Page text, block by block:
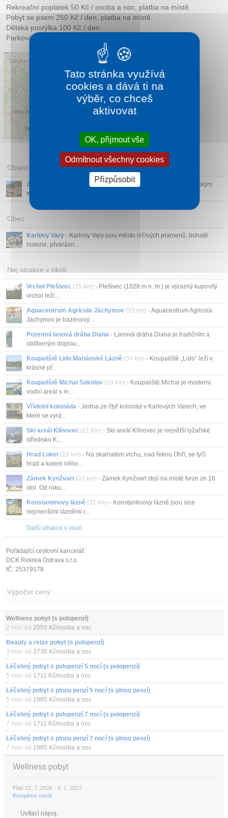
Rekreační poplatek 50 Kč / osoba a noc, platba na místě.
Pobyt se psem 250 Kč / den, platba na místě.
Dětská postýlka 100 Kč / den.
Parkování u hotelu 290 Kč / den, platba na místě.
OpenStreetMapcontributors
Oblast
Západní Čechy
- Západní Čechy jsou známé především lázeňským
trojúhelníkem: Kar...
Obec
Karlovy Vary - Karlovy Vary jsou město léčivých pramenů, bohaté
historie, překrásn...
Nej atrakce v okolí
Vrchol Plešivec (15 km) - Plešivec (1028 m n. m.) je výrazný kupovitý
vrchol leží...
Aquacentrum Agricola Jáchymov (15 km) - Aquacentrum Agricola
Jáchymov je bazénový...
Pozemní lanová dráha Diana - Lanová dráha Diana je tradičním a
oblíbeným doprav...
Koupaliště Lido Mariánské Lázně (34 km) - Koupaliště „Lido“ leží v
krásné př...
Koupaliště Michal Sokolov (16 km) - Koupaliště Michal je moderní
vodní areál s m...
Vřídelní kolonáda - Jedna ze čtyř kolonád v Karlových Varech, ve
které se vyrá...
Ski areál Klínovec (21 km) - Ski areál Klínovec je největší lyžařské
středisko K...
Hrad Loket (10 km) - Na skalnatém vrchu, nad řekou Ohří, se tyčí
hrad a kolem něho...
Zámek Kynžvart (32 km) - Zámek Kynžvart stojí na místě tvrze ze 16
stol. Od roku...
Konstantinovy lázně (31 km) - Konstantinovy lázně jsou sice
nejmenšími lázněmi r...
Další atrakce v okolí
Pořádající cestovní kancelář:
DCK Rekrea Ostrava s.r.o.
IČ: 25379178
Výpočet ceny
Wellness pobyt (s polopenzí)
2 noci od 2050 Kč/osoba a noc
Beauty a relax pobyt (s polopenzí)
3 noci od 2730 Kč/osoba a noc
Léčebný pobyt s polopenzí 5 nocí (s polopenzí)
5 nocí od 1711 Kč/osoba a noc
Léčebný pobyt s plnou penzí 5 nocí (s plnou penzí)
5 nocí od 1965 Kč/osoba a noc
Léčebný pobyt s polopenzí 7 nocí (s polopenzí)
7 nocí od 1711 Kč/osoba a noc
Léčebný pobyt s plnou penzí 7 nocí (s plnou penzí)
7 nocí od 1965 Kč/osoba a noc
Wellness pobyt
Platí 12. 7. 2026 - 6. 1. 2027
Kompletní ceník
Uvítací nápoj,
Tato stránka využívá
cookies a dává ti na
výběr, co chceš
aktivovat
OK, přijmout vše
Odmítnout všechny cookies
Přizpůsobit